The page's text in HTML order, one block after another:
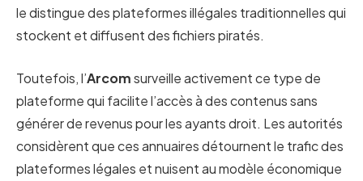
le distingue des plateformes illégales traditionnelles qui
stockent et diffusent des fichiers piratés.
Toutefois, l’Arcomsurveille activement ce type de
plateforme qui facilite l’accès à des contenus sans
générer de revenus pour les ayants droit. Les autorités
considèrent que ces annuaires détournent le trafic des
plateformes légales et nuisent au modèle économique